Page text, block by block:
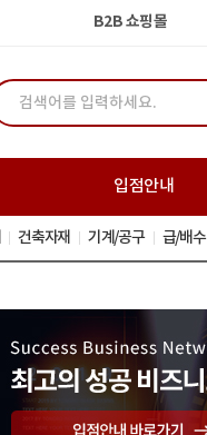
B2B 쇼핑몰
입점안내
건축자재 기계/공구 급/배수